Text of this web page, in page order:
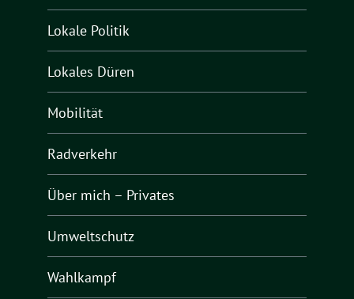
Lokale Politik
Lokales Düren
Mobilität
Radverkehr
Über mich – Privates
Umweltschutz
Wahlkampf